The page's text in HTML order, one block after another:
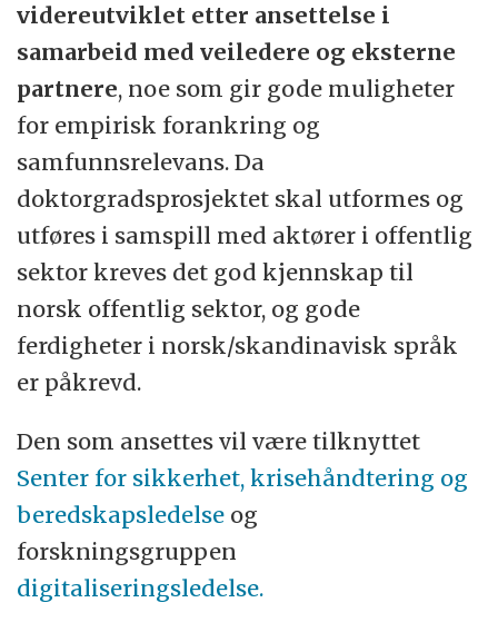
videreutviklet etter ansettelse i
samarbeid med veiledere og eksterne
partnere, noe som gir gode muligheter
for empirisk forankring og
samfunnsrelevans. Da
doktorgradsprosjektet skal utformes og
utføres i samspill med aktører i offentlig
sektor kreves det god kjennskap til
norsk offentlig sektor, og gode
ferdigheter i norsk/skandinavisk språk
er påkrevd.
Den som ansettes vil være tilknyttet
Senter for sikkerhet, krisehåndtering og
beredskapsledelse og
forskningsgruppen
digitaliseringsledelse.